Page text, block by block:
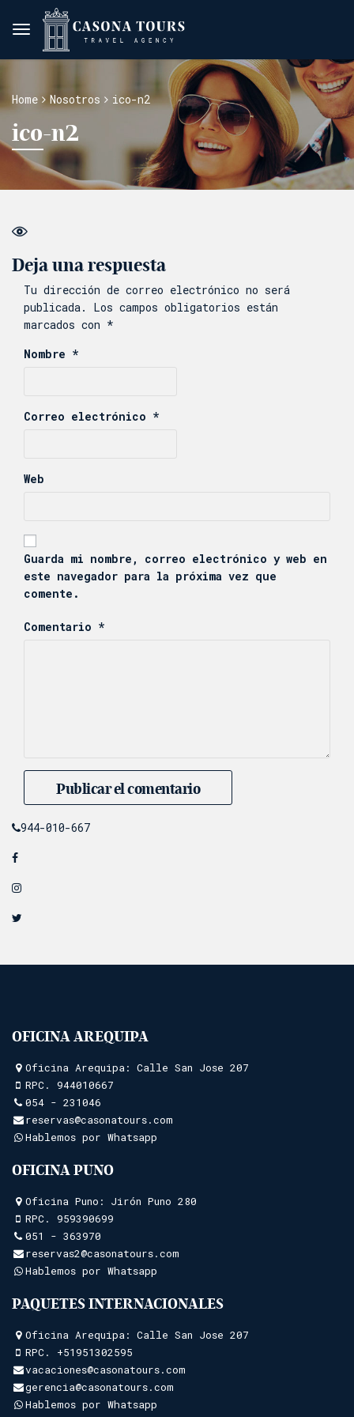
Home Nosotros ico-n2
ico-n2
Deja una respuesta
Tu dirección de correo electrónico no será
publicada.
Los campos obligatorios están
marcados con *
Nombre *
Correo electrónico *
Web
Guarda mi nombre, correo electrónico y web en
este navegador para la próxima vez que
comente.
Comentario *
944-010-667
OFICINA AREQUIPA
Oficina Arequipa: Calle San Jose 207
RPC. 944010667
054 - 231046
reservas@casonatours.com
Hablemos por Whatsapp
OFICINA PUNO
Oficina Puno: Jirón Puno 280
RPC. 959390699
051 - 363970
reservas2@casonatours.com
Hablemos por Whatsapp
PAQUETES INTERNACIONALES
Oficina Arequipa: Calle San Jose 207
RPC. +51951302595
vacaciones@casonatours.com
gerencia@casonatours.com
Hablemos por Whatsapp